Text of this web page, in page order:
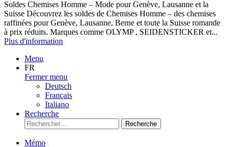
Soldes Chemises Homme – Mode pour Genève, Lausanne et la
Suisse Découvrez les soldes de Chemises Homme – des chemises
raffinées pour Genève, Lausanne, Berne et toute la Suisse romande
à prix réduits. Marques comme OLYMP , SEIDENSTICKER et...
Plus d'information
Menu
FR
Fermer menu
Deutsch
Français
Italiano
Recherche
Recherche
Mémo